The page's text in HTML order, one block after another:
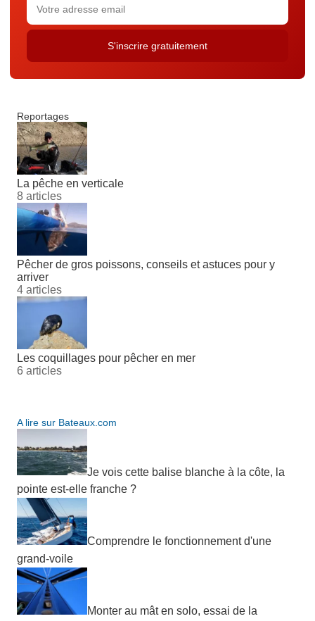
Reportages
La pêche en verticale
8 articles
Pêcher de gros poissons, conseils et astuces pour y
arriver
4 articles
Les coquillages pour pêcher en mer
6 articles
A lire sur Bateaux.com
Je vois cette balise blanche à la côte, la
pointe est-elle franche ?
Comprendre le fonctionnement d'une
grand-voile
Monter au mât en solo, essai de la